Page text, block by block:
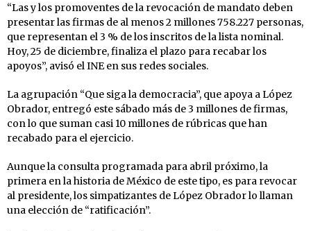
“Las y los promoventes de la revocación de mandato deben
presentar las firmas de al menos 2 millones 758.227 personas,
que representan el 3 % de los inscritos de la lista nominal.
Hoy, 25 de diciembre, finaliza el plazo para recabar los
apoyos”, avisó el INE en sus redes sociales.
La agrupación “Que siga la democracia”, que apoya a López
Obrador, entregó este sábado más de 3 millones de firmas,
con lo que suman casi 10 millones de rúbricas que han
recabado para el ejercicio.
Aunque la consulta programada para abril próximo, la
primera en la historia de México de este tipo, es para revocar
al presidente, los simpatizantes de López Obrador lo llaman
una elección de “ratificación”.